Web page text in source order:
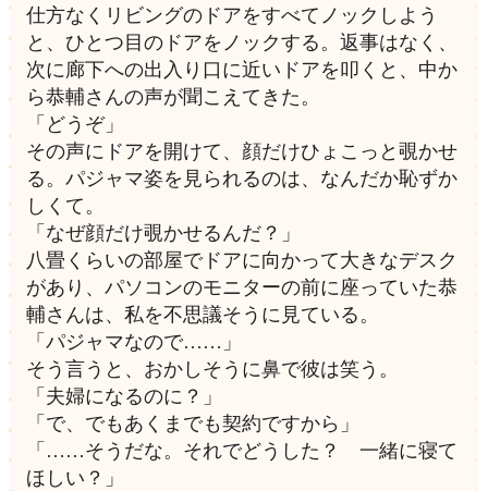
仕方なくリビングのドアをすべてノックしよう
と、ひとつ目のドアをノックする。返事はなく、
次に廊下への出入り口に近いドアを叩くと、中か
ら恭輔さんの声が聞こえてきた。
「どうぞ」
その声にドアを開けて、顔だけひょこっと覗かせ
る。パジャマ姿を見られるのは、なんだか恥ずか
しくて。
「なぜ顔だけ覗かせるんだ？」
八畳くらいの部屋でドアに向かって大きなデスク
があり、パソコンのモニターの前に座っていた恭
輔さんは、私を不思議そうに見ている。
「パジャマなので……」
そう言うと、おかしそうに鼻で彼は笑う。
「夫婦になるのに？」
「で、でもあくまでも契約ですから」
「……そうだな。それでどうした？ 一緒に寝て
ほしい？」